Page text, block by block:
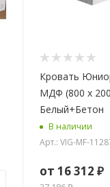
Кровать
МДФ (800 х
Белый+Бетон
В наличии
Арт.: VIG-MF-
от16 312 ₽